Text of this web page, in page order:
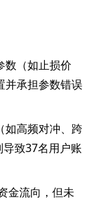
数（如止损价
并承担参数错误
如高频对冲、跨
致37名用户账
金流向，但未